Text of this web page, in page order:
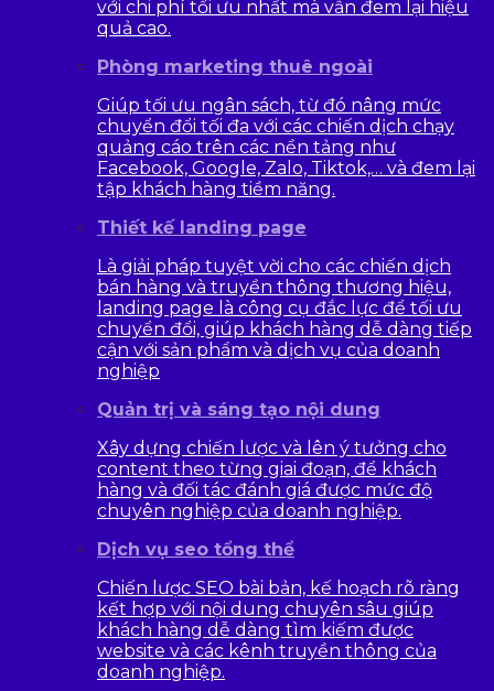
với chi phí tối ưu nhất mà vẫn đem lại hiệu
quả cao.
Phòng marketing thuê ngoài
Giúp tối ưu ngân sách, từ đó nâng mức
chuyển đổi tối đa với các chiến dịch chạy
quảng cáo trên các nền tảng như
Facebook, Google, Zalo, Tiktok,… và đem lại
tập khách hàng tiềm năng.
Thiết kế landing page
Là giải pháp tuyệt vời cho các chiến dịch
bán hàng và truyền thông thương hiệu,
landing page là công cụ đắc lực để tối ưu
chuyển đổi, giúp khách hàng dễ dàng tiếp
cận với sản phẩm và dịch vụ của doanh
nghiệp
Quản trị và sáng tạo nội dung
Xây dựng chiến lược và lên ý tưởng cho
content theo từng giai đoạn, để khách
hàng và đối tác đánh giá được mức độ
chuyên nghiệp của doanh nghiệp.
Dịch vụ seo tổng thể
Chiến lược SEO bài bản, kế hoạch rõ ràng
kết hợp với nội dung chuyên sâu giúp
khách hàng dễ dàng tìm kiếm được
website và các kênh truyền thông của
doanh nghiệp.